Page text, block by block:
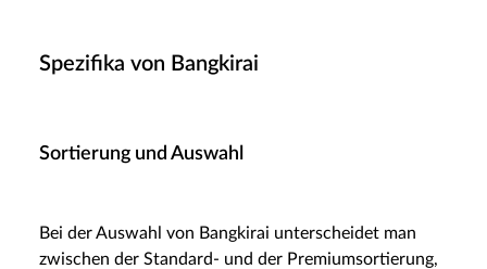
Spezifika von Bangkirai
Sortierung und Auswahl
Bei der Auswahl von Bangkirai unterscheidet man
zwischen der Standard- und der Premiumsortierung,